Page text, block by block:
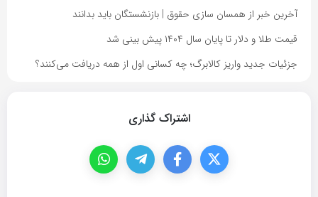
آخرین خبر از همسان سازی حقوق | بازنشستگان باید بدانند
قیمت طلا و دلار تا پایان سال ۱۴۰۴ پیش بینی شد
جزئیات جدید واریز کالابرگ؛ چه کسانی اول از همه دریافت می‌کنند؟
اشتراک گذاری